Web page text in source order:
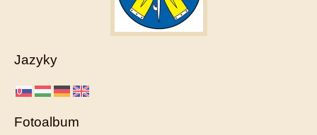
Jazyky
Fotoalbum